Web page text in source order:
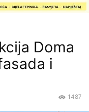
Doma
i
1487